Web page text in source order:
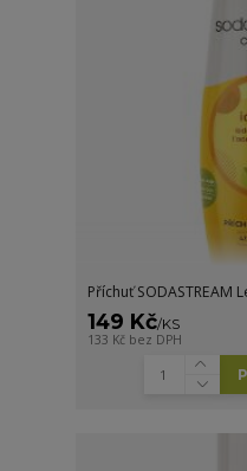
Příchuť SODASTREAM
149 Kč/KS
133 Kč bez DPH